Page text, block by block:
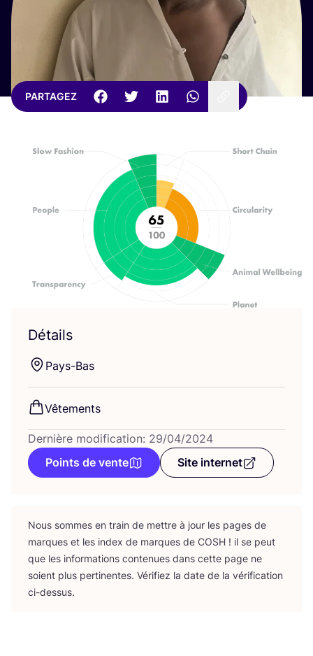
PARTAGEZ
Détails
Pays-Bas
Vête­ments
Dernière modification: 29/04/2024
Points de vente
Site internet
Nous sommes en train de mettre à jour les pages de
marques et les index de marques de COSH ! il se peut
que les infor­ma­tions conte­nues dans cette page ne
soient plus per­ti­nentes. Véri­fiez la date de la véri­fi­ca­tion
ci-dessus.